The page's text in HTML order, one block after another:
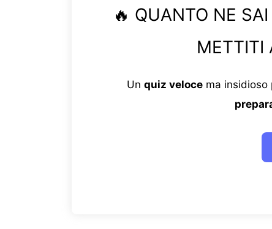
🔥 QUANTO NE
METTITI
Un quiz velocema insidioso